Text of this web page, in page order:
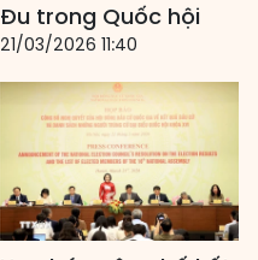
Đu trong Quốc hội
21/03/2026 11:40